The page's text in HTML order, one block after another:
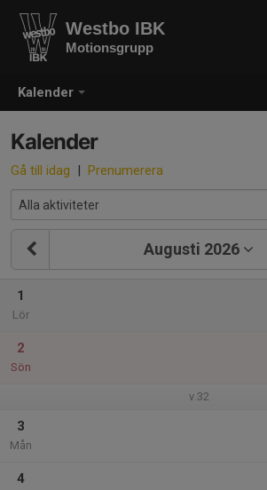
Kalender
Westbo IBK
Motionsgrupp
Kalender
Gå till idag | Prenumerera
Augusti 2026
1
Lör
2
Sön
v.32
3
Mån
4